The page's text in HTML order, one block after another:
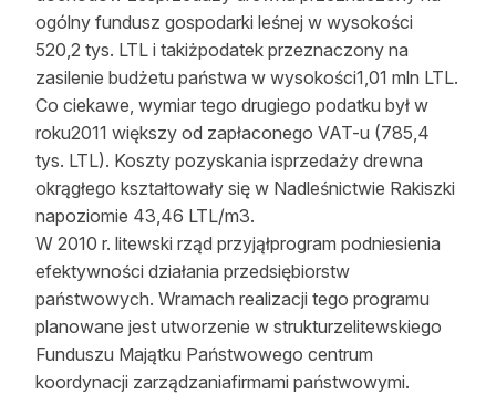
ogólny fundusz gospodarki leśnej w wysokości
520,2 tys. LTL i takiżpodatek przeznaczony na
zasilenie budżetu państwa w wysokości1,01 mln LTL.
Co ciekawe, wymiar tego drugiego podatku był w
roku2011 większy od zapłaconego VAT-u (785,4
tys. LTL). Koszty pozyskania isprzedaży drewna
okrągłego kształtowały się w Nadleśnictwie Rakiszki
napoziomie 43,46 LTL/m3.
W 2010 r. litewski rząd przyjąłprogram podniesienia
efektywności działania przedsiębiorstw
państwowych. Wramach realizacji tego programu
planowane jest utworzenie w strukturzelitewskiego
Funduszu Majątku Państwowego centrum
koordynacji zarządzaniafirmami państwowymi.